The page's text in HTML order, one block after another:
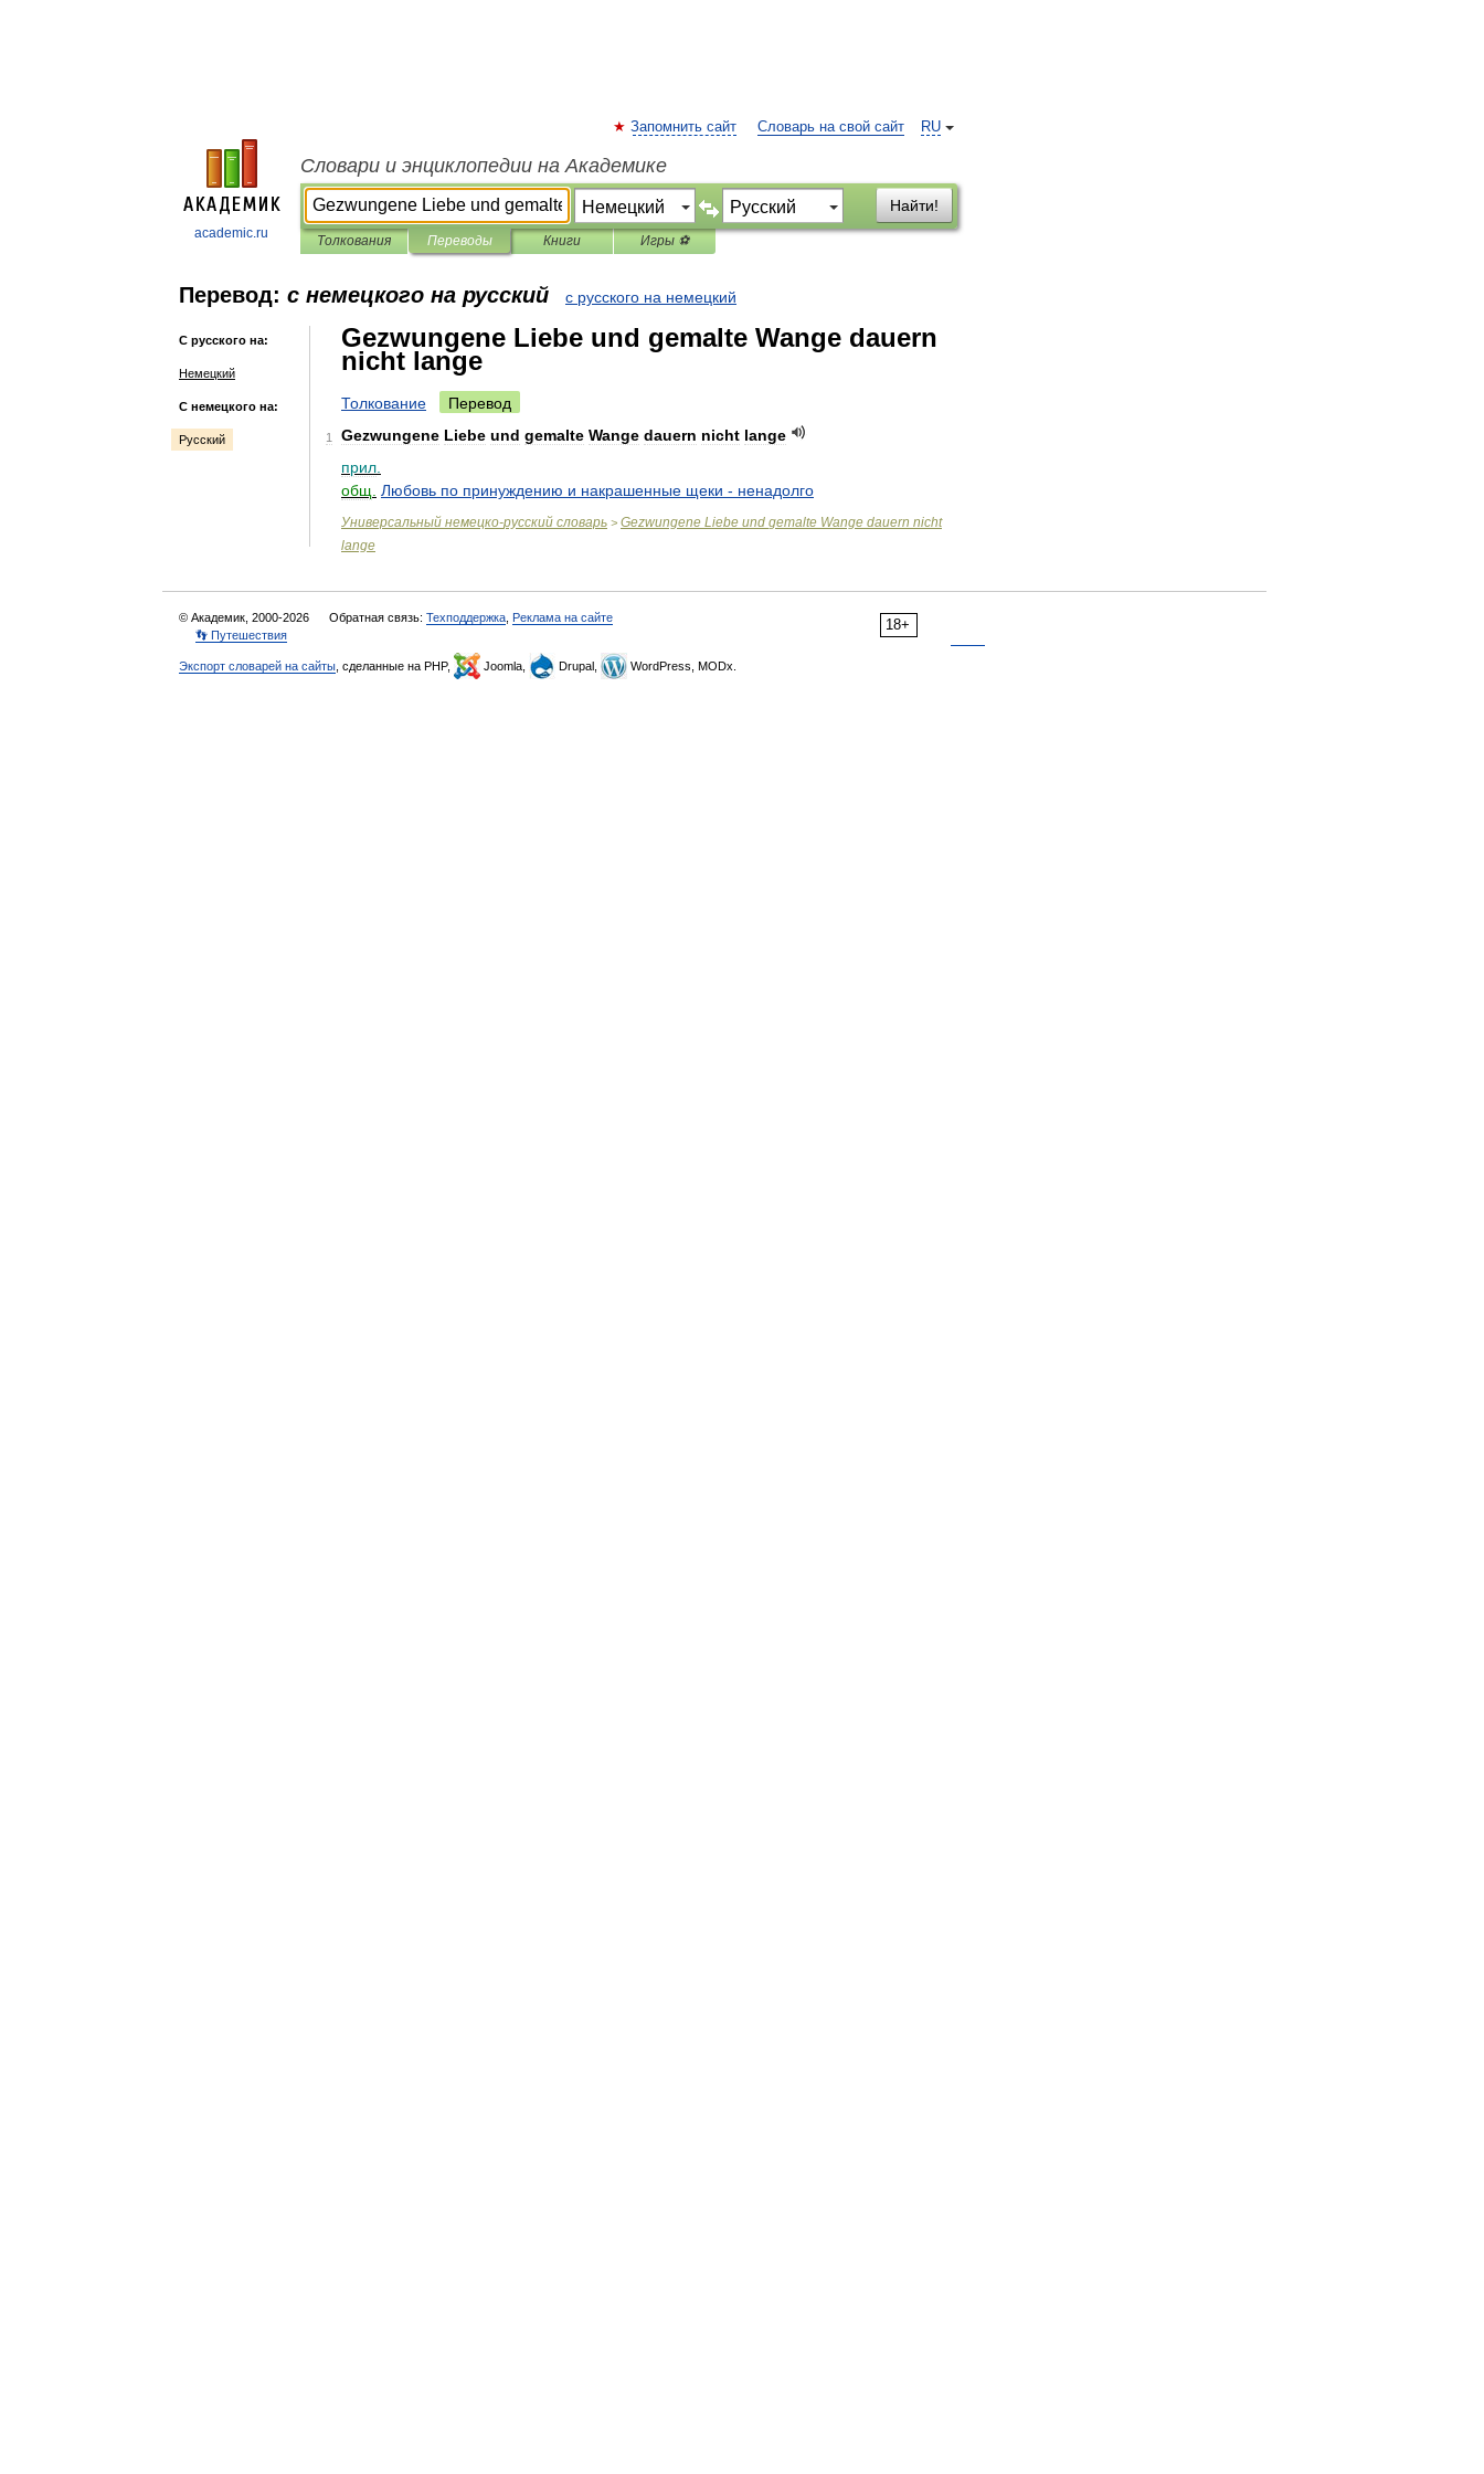
academic.ru
RU
Запомнить сайт Словарь на свой сайт
Словари и энциклопедии на Академике
Найти!
Толкования Переводы Книги Игры ⚽
Перевод: с немецкого на русский с русского на немецкий
С русского на:
Немецкий
С немецкого на:
Русский
Gezwungene Liebe und gemalte Wange dauern
nicht lange
Толкование Перевод
1 Gezwungene Liebe und gemalte Wange dauern nicht lange
прил
общ Любовь по принуждению и накрашенные щеки - ненадолго
Универсальный немецко-русский словарь > Gezwungene Liebe und gemalte Wange dauern nicht
lange
18+
© Академик, 2000-2026 Обратная связь: Техподдержка Реклама на сайте
👣 Путешествия
Экспорт словарей на сайты , сделанные на PHP, Joomla, Drupal, WordPress, MODx.